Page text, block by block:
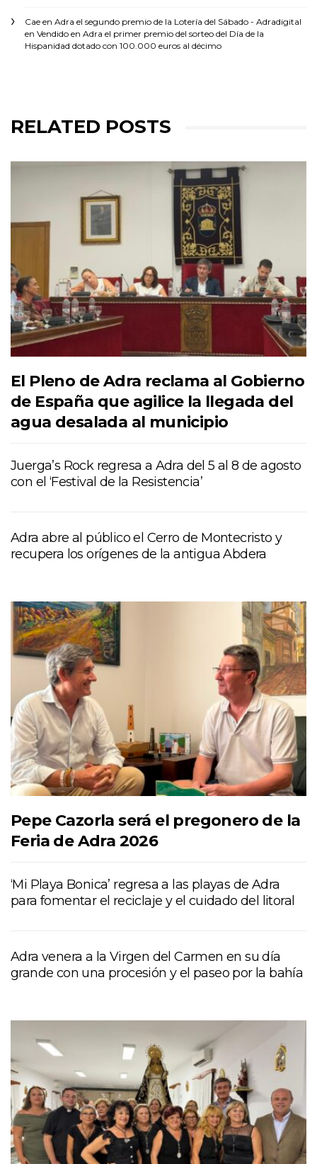
Cae en Adra el segundo premio de la Lotería del Sábado - Adradigital
en Vendido en Adra el primer premio del sorteo del Día de la
Hispanidad dotado con 100.000 euros al décimo
RELATED POSTS
El Pleno de Adra reclama al Gobierno
de España que agilice la llegada del
agua desalada al municipio
Juerga’s Rock regresa a Adra del 5 al 8 de agosto
con el ‘Festival de la Resistencia’
Adra abre al público el Cerro de Montecristo y
recupera los orígenes de la antigua Abdera
Pepe Cazorla será el pregonero de la
Feria de Adra 2026
‘Mi Playa Bonica’ regresa a las playas de Adra
para fomentar el reciclaje y el cuidado del litoral
Adra venera a la Virgen del Carmen en su día
grande con una procesión y el paseo por la bahía